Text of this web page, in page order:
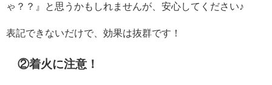
ゃ？？』と思うかもしれませんが、安心してください♪
表記できないだけで、効果は抜群です！
②着火に注意！